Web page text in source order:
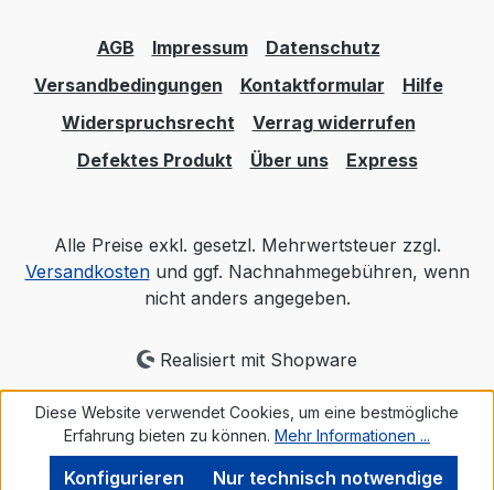
AGB Impressum
Datenschutz
Versandbedingungen
Kontaktformular
Hilfe
Widerspruchsrecht
Verrag widerrufen
Defektes Produkt
Über uns Express
Alle Preise exkl. gesetzl. Mehrwertsteuer zzgl.
Versandkostenund ggf. Nachnahmegebühren, wenn
nicht anders angegeben.
Realisiert mit Shopware
Diese Website verwendet Cookies, um eine bestmögliche
Erfahrung bieten zu können. Mehr Informationen ...
Nur technisch notwendige
Konfigurieren